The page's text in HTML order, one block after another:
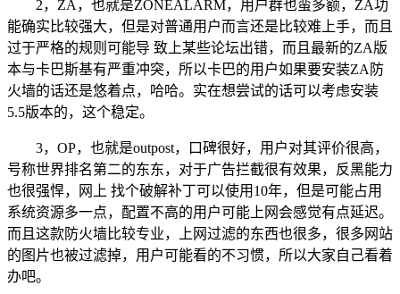
2，ZA，也就是ZONEALARM，用户群也蛮多额，ZA功
能确实比较强大，但是对普通用户而言还是比较难上手，而且
过于严格的规则可能导 致上某些论坛出错，而且最新的ZA版
本与卡巴斯基有严重冲突，所以卡巴的用户如果要安装ZA防
火墙的话还是悠着点，哈哈。实在想尝试的话可以考虑安装
5.5版本的，这个稳定。
3，OP，也就是outpost，口碑很好，用户对其评价很高，
号称世界排名第二的东东，对于广告拦截很有效果，反黑能力
也很强悍，网上 找个破解补丁可以使用10年，但是可能占用
系统资源多一点，配置不高的用户可能上网会感觉有点延迟。
而且这款防火墙比较专业，上网过滤的东西也很多，很多网站
的图片也被过滤掉，用户可能看的不习惯，所以大家自己看着
办吧。